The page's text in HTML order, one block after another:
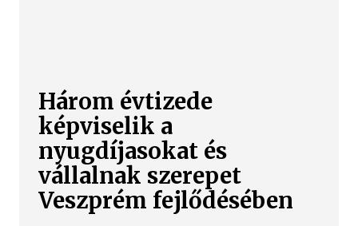
Három évtizede
képviselik a
nyugdíjasokat és
vállalnak szerepet
Veszprém fejlődésében